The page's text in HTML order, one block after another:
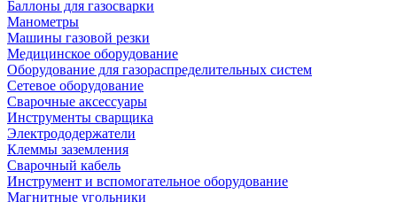
Баллоны для газосварки
Манометры
Машины газовой резки
Медицинское оборудование
Оборудование для газораспределительных систем
Сетевое оборудование
Сварочные аксессуары
Инструменты сварщика
Электрододержатели
Клеммы заземления
Сварочный кабель
Инструмент и вспомогательное оборудование
Магнитные угольники